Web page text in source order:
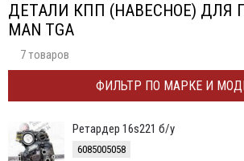
ДЕТАЛИ КПП (НАВЕСНОЕ) ДЛЯ
MAN TGA
7 товаров
ФИЛЬТР ПО МАРКЕ И
Ретардер 16s221 б/у
6085005058